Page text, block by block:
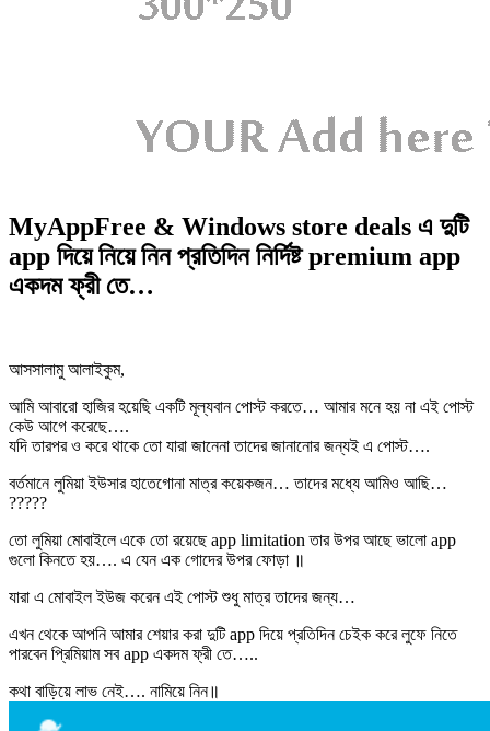
MyAppFree & Windows store deals এ দুটি
app দিয়ে নিয়ে নিন প্রতিদিন নির্দিষ্ট premium app
একদম ফ্রী তে…
আসসালামু আলাইকুম,
আমি আবারো হাজির হয়েছি একটি মূল্যবান পোস্ট করতে… আমার মনে হয় না এই পোস্ট
কেউ আগে করেছে….
যদি তারপর ও করে থাকে তো যারা জানেনা তাদের জানানোর জন্যই এ পোস্ট….
বর্তমানে লুমিয়া ইউসার হাতেগোনা মাত্র কয়েকজন… তাদের মধ্যে আমিও আছি…
?????
তো লুমিয়া মোবাইলে একে তো রয়েছে app limitation তার উপর আছে ভালো app
গুলো কিনতে হয়…. এ যেন এক গোদের উপর ফোড়া ॥
যারা এ মোবাইল ইউজ করেন এই পোস্ট শুধু মাত্র তাদের জন্য…
এখন থেকে আপনি আমার শেয়ার করা দুটি app দিয়ে প্রতিদিন চেইক করে লুফে নিতে
পারবেন প্রিমিয়াম সব app একদম ফ্রী তে…..
কথা বাড়িয়ে লাভ নেই…. নামিয়ে নিন॥